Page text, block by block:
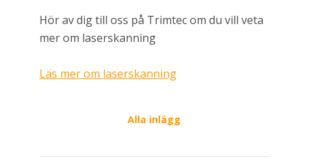
Hör av dig till oss på Trimtec om du vill veta
mer om laserskanning
Läs mer om laserskanning
Alla inlägg